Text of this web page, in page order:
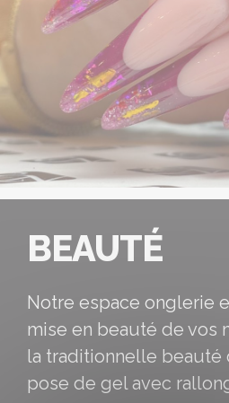
BEAUTÉ
Notre espace onglerie
mise en beauté de vos
la traditionnelle beauté
pose de gel avec